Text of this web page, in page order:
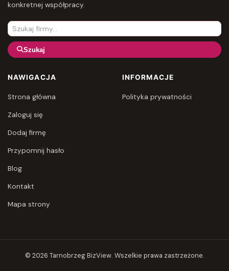
konkretnej współpracy.
Szukaj
NAWIGACJA
Strona główna
Zaloguj się
Dodaj firmę
Przypomnij hasło
Blog
Kontakt
Mapa strony
INFORMACJE
Polityka prywatności
© 2026 Tarnobrzeg BizView. Wszelkie prawa zastrzeżone.